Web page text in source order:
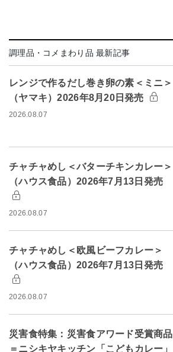
調理品・コメまわり品 最新記事
レンジで作るだし巻き卵の素＜ミニ＞
（ヤマキ）2026年8月20日発売
2026.08.07
チャチャめし＜バターチキンカレー＞
（ハウス食品）2026年7月13日発売
2026.08.07
チャチャめし＜欧風ビーフカレー＞
（ハウス食品）2026年7月13日発売
2026.08.07
災害食特集：災害食アワード受賞商品
＝ニシキヤキッチン「こどもカレー」